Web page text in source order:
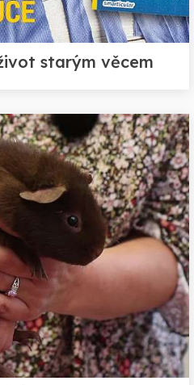
starým věcem